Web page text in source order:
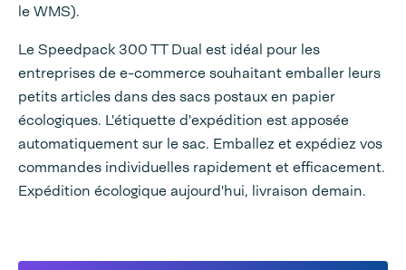
le WMS).
Le Speedpack 300 TT Dual est idéal pour les
entreprises de e-commerce souhaitant emballer leurs
petits articles dans des sacs postaux en papier
écologiques. L'étiquette d'expédition est apposée
automatiquement sur le sac. Emballez et expédiez vos
commandes individuelles rapidement et efficacement.
Expédition écologique aujourd'hui, livraison demain.